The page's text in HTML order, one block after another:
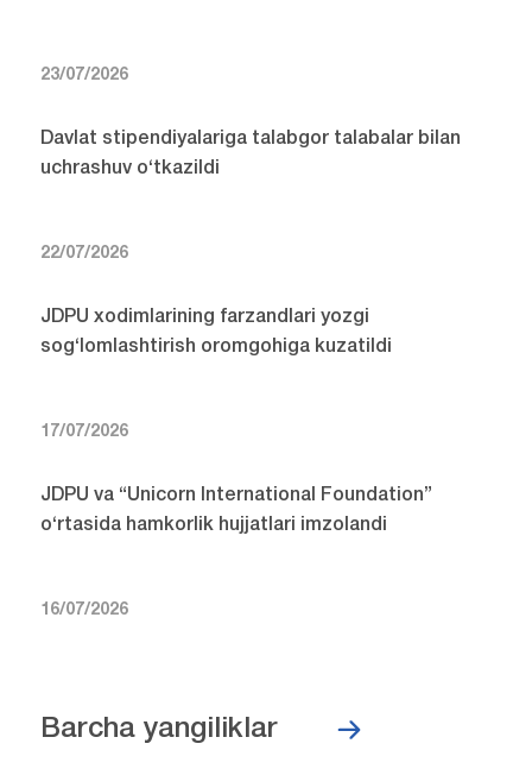
23/07/2026
Davlat stipendiyalariga talabgor talabalar bilan
uchrashuv o‘tkazildi
22/07/2026
JDPU xodimlarining farzandlari yozgi
sog‘lomlashtirish oromgohiga kuzatildi
17/07/2026
JDPU va “Unicorn International Foundation”
o‘rtasida hamkorlik hujjatlari imzolandi
16/07/2026
Barcha yangiliklar